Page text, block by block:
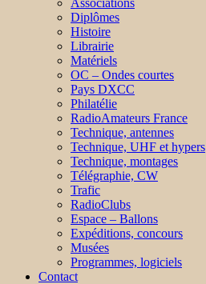
Associations
Diplômes
Histoire
Librairie
Matériels
OC – Ondes courtes
Pays DXCC
Philatélie
RadioAmateurs France
Technique, antennes
Technique, UHF et hypers
Technique, montages
Télégraphie, CW
Trafic
RadioClubs
Espace – Ballons
Expéditions, concours
Musées
Programmes, logiciels
Contact